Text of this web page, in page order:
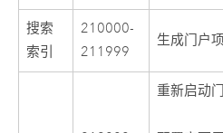
搜索
索引
210000-
211999
生成门户
重新启动门